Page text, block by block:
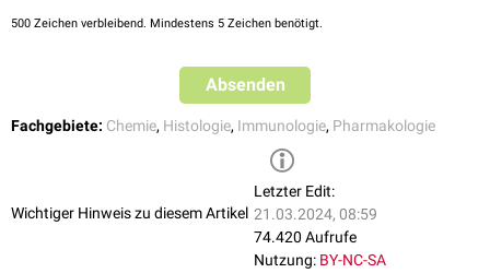
500 Zeichen verbleibend. Mindestens 5 Zeichen benötigt.
Absenden
Fachgebiete: Chemie, Histologie, Immunologie, Pharmakologie
Wichtiger Hinweis zu diesem Artikel
Letzter Edit:
21.03.2024, 08:59
74.420 Aufrufe
Nutzung: BY-NC-SA